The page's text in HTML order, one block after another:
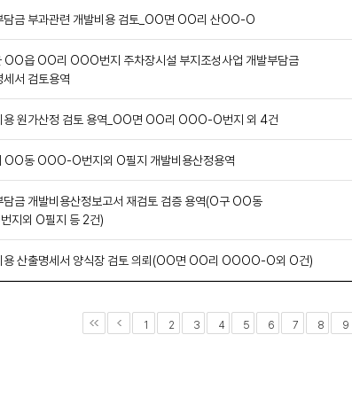
담금 부과관련 개발비용 검토_OO면 OO리 산OO-O
OO읍 OO리 OOO번지 주차장시설 부지조성사업 개발부담금
서 검토용역
용 원가산정 검토 용역_OO면 OO리 OOO-O번지 외 4건
OO동 OOO-O번지외 O필지 개발비용산정용역
담금 개발비용산정보고서 재검토 검증 용역(O구 OO동
지외 O필지 등 2건)
용 산출명세서 양식장 검토 의뢰(OO면 OO리 OOOO-O외 O건)
1 2 3 4 5 6 7 8 9